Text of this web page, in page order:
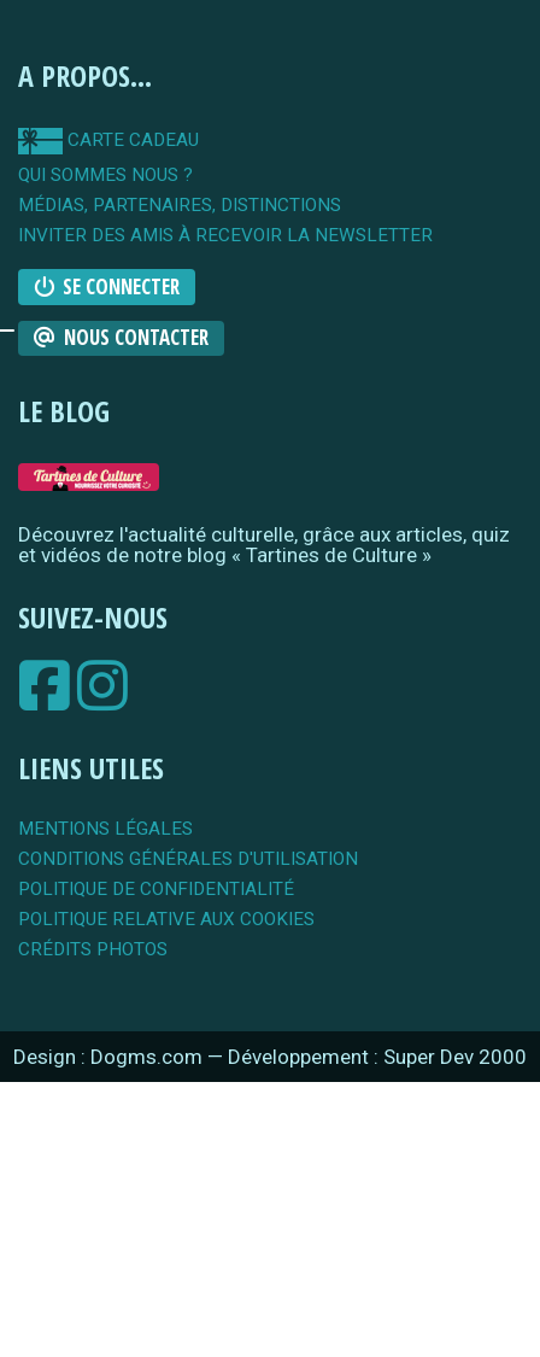
A PROPOS...
CARTE CADEAU
QUI SOMMES NOUS ?
MÉDIAS, PARTENAIRES, DISTINCTIONS
INVITER DES AMIS À RECEVOIR LA NEWSLETTER
SE CONNECTER
NOUS CONTACTER
LE BLOG
Découvrez l'actualité culturelle, grâce aux articles, quiz
et vidéos de notre blog « Tartines de Culture »
SUIVEZ-NOUS
LIENS UTILES
MENTIONS LÉGALES
CONDITIONS GÉNÉRALES D'UTILISATION
POLITIQUE DE CONFIDENTIALITÉ
POLITIQUE RELATIVE AUX COOKIES
CRÉDITS PHOTOS
Design : Dogms.com — Développement : Super Dev 2000